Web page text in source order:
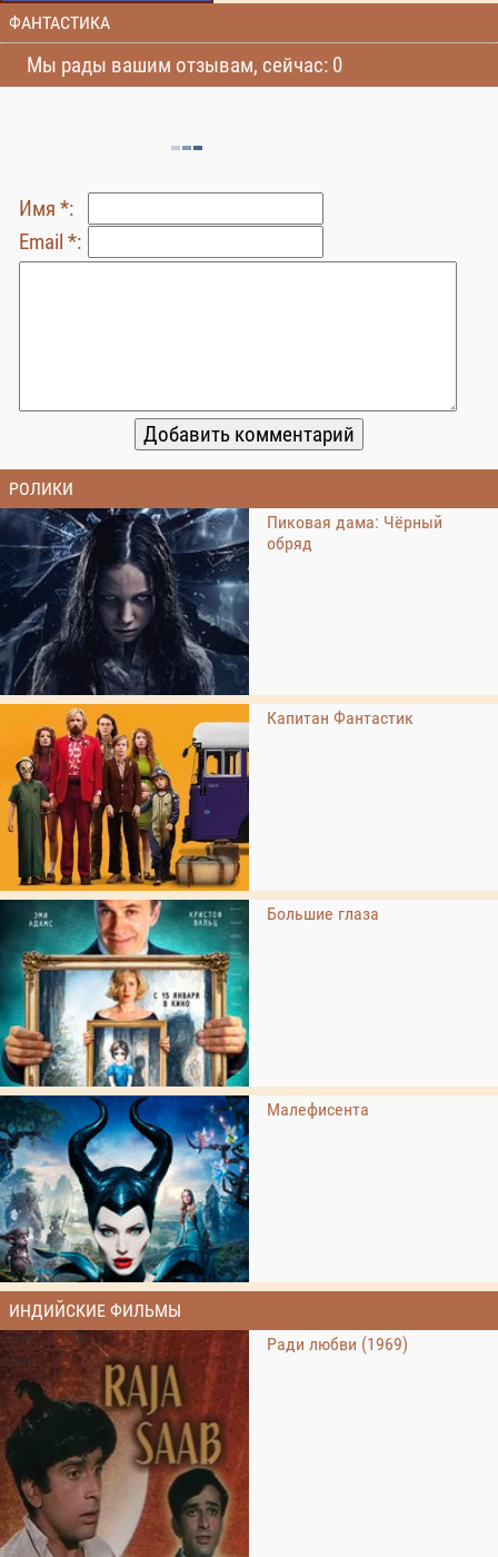
ФАНТАСТИКА
Мы рады вашим отзывам, сейчас: 0
Имя *:
Email *:
РОЛИКИ
Пиковая дама: Чёрный
обряд
Капитан Фантастик
Большие глаза
Малефисента
ИНДИЙСКИЕ ФИЛЬМЫ
Ради любви (1969)